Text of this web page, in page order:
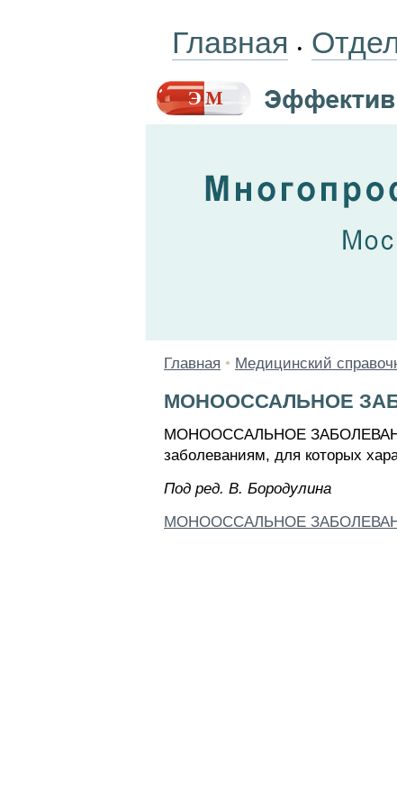
Главная •
Главная • Медицинский
МОНООССАЛЬНОЕ
МОНООССАЛЬНОЕ ЗАБОЛЕВАНИЕ
заболеваниям, для которых
Пoд peд. B. Бopoдyлинa
МОНООССАЛЬНОЕ